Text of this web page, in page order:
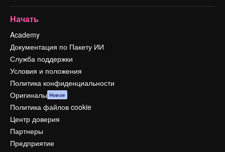
Начать
Academy
Документация по Пакету ИИ
Служба поддержки
Условия и положения
Политика конфиденциальности
Оригиналы Новое
Политика файлов cookie
Центр доверия
Партнеры
Предприятие